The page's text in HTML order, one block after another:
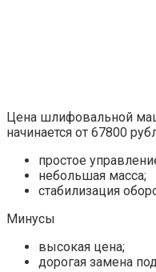
Цена шлифовальной
начинается от 67800
простое
небольшая масса;
стабилизация
Минусы
высокая цена;
дорогая замена